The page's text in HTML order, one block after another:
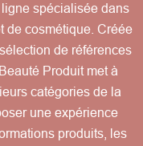
spécialisée dans
de cosmétique. Créée
de références
Produit met à
catégories de la
une expérience
produits, les